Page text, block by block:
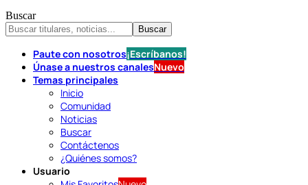
Buscar
Paute con nosotros¡Escríbanos!
Únase a nuestros canalesNuevo
Temas principales
Inicio
Comunidad
Noticias
Buscar
Contáctenos
¿Quiénes somos?
Usuario